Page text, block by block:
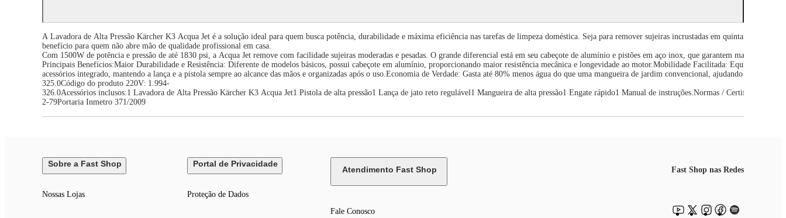
A Lavadora de Alta Pressão Kärcher K3 Acqua Jet é a solução ideal para quem busca potência, durabilidade e máxima eficiência nas tarefas de limpeza doméstica. Seja para remover sujeiras incrustadas em quintais, lavar
benefício para quem não abre mão de qualidade profissional em casa.
Com 1500W de potência e pressão de até 1830 psi, a Acqua Jet remove com facilidade sujeiras moderadas e pesadas. O grande diferencial está em seu cabeçote de alumínio e pistões em aço inox, que garantem maior
Principais Benefícios:Maior Durabilidade e Resistência: Diferente de modelos básicos, possui cabeçote em alumínio, proporcionando maior resistência mecânica e longevidade ao motor.Mobilidade Facilitada: Equipada
acessórios integrado, mantendo a lança e a pistola sempre ao alcance das mãos e organizadas após o uso.Economia de Verdade: Gasta até 80% menos água do que uma mangueira de jardim convencional, ajudando
325.0Código do produto 220V: 1.994-
326.0Acessórios inclusos:1 Lavadora de Alta Pressão Kärcher K3 Acqua Jet1 Pistola de alta pressão1 Lança de jato reto regulável1 Mangueira de alta pressão1 Engate rápido1 Manual de instruções.Normas /
2-79Portaria Inmetro 371/2009
Sobre a Fast Shop
Nossas Lojas
Portal de Privacidade
Proteção de Dados
Atendimento Fast Shop
Fale Conosco
Fast Shop nas Redes